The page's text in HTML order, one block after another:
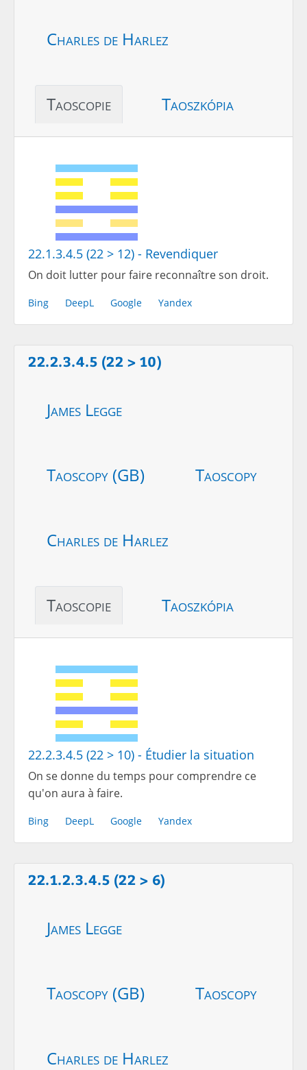
Charles de Harlez
Taoscopie Taoszkópia
22.1.3.4.5 (22 > 12) - Revendiquer
On doit lutter pour faire reconnaître son droit.
Bing DeepL Google Yandex
22.2.3.4.5 (22 > 10)
James Legge
Taoscopy (GB) Taoscopy
Charles de Harlez
Taoscopie Taoszkópia
22.2.3.4.5 (22 > 10) - Étudier la situation
On se donne du temps pour comprendre ce
qu'on aura à faire.
Bing DeepL Google Yandex
22.1.2.3.4.5 (22 > 6)
James Legge
Taoscopy (GB) Taoscopy
Charles de Harlez